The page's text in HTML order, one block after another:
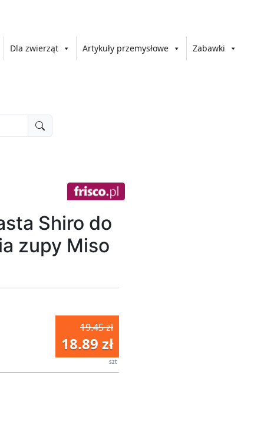
Dla zwierząt Artykuły przemysłowe Zabawki
Shiro do
zupy Miso
19.45 zł
18.89 zł
szt